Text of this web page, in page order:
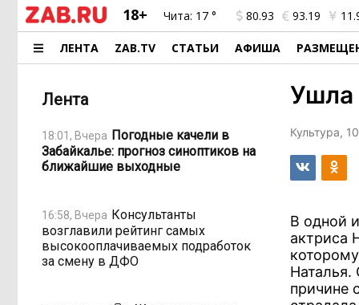
18+ Чита: 17 ° 80.93 93.19
ЛЕНТА ZAB.TV СТАТЬИ АФИША
Лента
18:01, Вчера Погодные качели в
Забайкалье: прогноз синоптиков на
ближайшие выходные
16:58, Вчера Консультанты
возглавили рейтинг самых
высокооплачиваемых подработок
за смену в ДФО
Ушла
Культура,
В одной
актриса
Наталья.
причине